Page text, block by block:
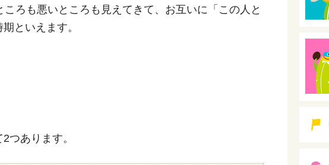
ろも悪いところも見えてきて、お互いに「この人と
といえます。
つあります。